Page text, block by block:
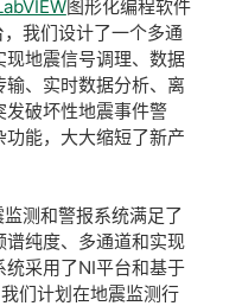
图形化编程软件
我们设计了一个多通
地震信号调理、数据
、实时数据分析、离
发破坏性地震事件警
能，大大缩短了新产
测和警报系统满足了
纯度、多通道和实现
采用了NI平台和基于
们计划在地震监测行